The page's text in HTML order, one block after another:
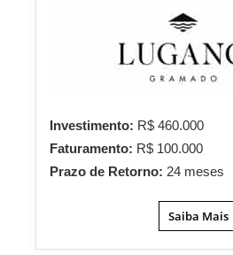
Investimento: R$ 460.000
Faturamento: R$ 100.000
Prazo de Retorno: 24 meses
Saiba Mais